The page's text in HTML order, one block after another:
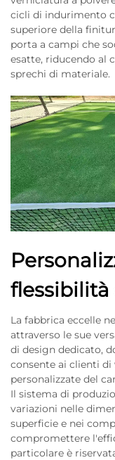
cicli di indurimento
superiore della
porta a campi che
esatte, riducendo al
sprechi di materiale.
La fabbrica eccelle
attraverso le sue
di design dedicato,
consente ai clienti di
personalizzate del
Il sistema di
variazioni nelle
superficie e nei
compromettere
particolare è